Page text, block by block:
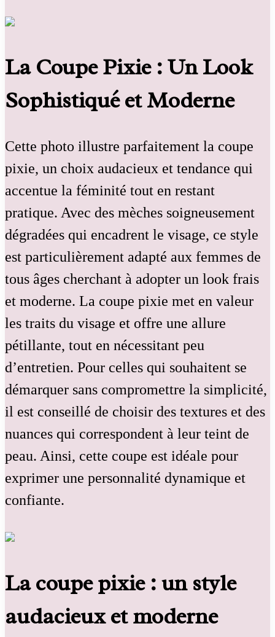
La Coupe Pixie : Un Look
Sophistiqué et Moderne
Cette photo illustre parfaitement la coupe
pixie, un choix audacieux et tendance qui
accentue la féminité tout en restant
pratique. Avec des mèches soigneusement
dégradées qui encadrent le visage, ce style
est particulièrement adapté aux femmes de
tous âges cherchant à adopter un look frais
et moderne. La coupe pixie met en valeur
les traits du visage et offre une allure
pétillante, tout en nécessitant peu
d’entretien. Pour celles qui souhaitent se
démarquer sans compromettre la simplicité,
il est conseillé de choisir des textures et des
nuances qui correspondent à leur teint de
peau. Ainsi, cette coupe est idéale pour
exprimer une personnalité dynamique et
confiante.
La coupe pixie : un style
audacieux et moderne